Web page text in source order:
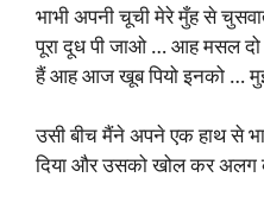
भाभी अपनी चूची मेरे मुँह से
पूरा दूध पी जाओ … आह मसल
हैं आह आज खूब पियो इनको …
उसी बीच मैंने अपने एक हाथ से
दिया और उसको खोल कर अलग